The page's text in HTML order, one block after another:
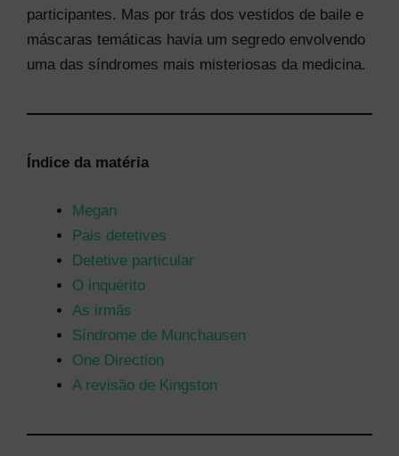
participantes. Mas por trás dos vestidos de baile e
máscaras temáticas havia um segredo envolvendo
uma das síndromes mais misteriosas da medicina.
Índice da matéria
Megan
Pais detetives
Detetive particular
O inquérito
As irmãs
Síndrome de Munchausen
One Direction
A revisão de Kingston